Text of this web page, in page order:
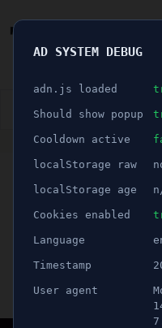
👮🏻‍♂️ BLÅLJUS ÅSIKTER
SÖDERTÄLJE KOMMUN
Spraytan
när
över
Publicerad 19 april 2022 02:00
Uppdaterad 21 juni 2026 12:59
AD SYSTEM DEBUG
adn.js loaded
Should show popup
Cooldown active
localStorage raw
localStorage age
Cookies enabled
Language
Timestamp
User agent